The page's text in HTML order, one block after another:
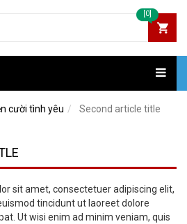
[0]
cười tình yêu Second article title
sit amet, consectetuer adipiscing elit,
tincidunt ut laoreet dolore
Ut wisi enim ad minim veniam, quis